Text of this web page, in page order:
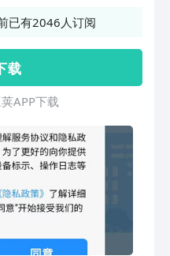
建立全员协同办公工作沟
协同办公）：行政办公管
高效协同办公平台；•云
：全员人事工作平台，
块以及人事自助平台；•云
）：一体化移动销售管
准的客户销售服务体系；
存管理）：一体化移动分
现真正的进、销、存一
（项目管理）：管理项
精细化过程跟踪与管控，
务协同更流畅；•云
已有2046人订阅
载
APP下载